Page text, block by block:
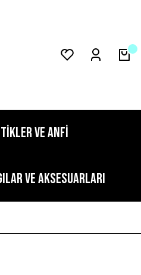
VE ANFİ
VE AKSESUARLARI